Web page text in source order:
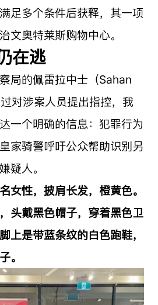
足多个条件后获释，其一项
文奥特莱斯购物中心。
在逃
局的佩雷拉中士（Sahan
对涉案人员提出指控，我
一个明确的信息：犯罪行为
家骑警呼吁公众帮助识别另
疑人。
女性，披肩长发，橙黄色。
头戴黑色帽子，穿着黑色卫
上是带蓝条纹的白色跑鞋，
。